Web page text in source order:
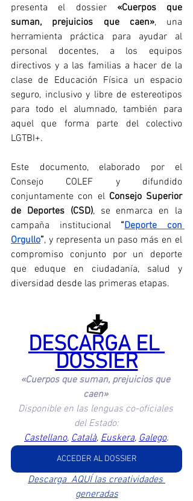
presenta el dossier «Cuerpos que
suman, prejuicios que caen», una
herramienta práctica para ayudar al
personal docentes, a los equipos
directivos y a las familias a hacer de la
clase de Educación Física un espacio
seguro, inclusivo y libre de estereotipos
para todo el alumnado, también para
aquel que forma parte del colectivo
LGTBI+.
Este documento, elaborado por el
Consejo COLEF y difundido
conjuntamente con el Consejo Superior
de Deportes (CSD), se enmarca en la
campaña institucional “Deporte con
Orgullo”, y representa un paso más en el
compromiso conjunto por un deporte
que eduque en ciudadanía, salud y
diversidad desde las primeras etapas.
📥
DESCARGA EL
DOSSIER
«Cuerpos que suman, prejuicios que
caen»
Disponible en las lenguas co-oficiales
del Estado:
Castellano, Català, Euskera, Galego.
ACCEDER AL DOSSIER
Descarga  AQUÍ las creatividades
generadas